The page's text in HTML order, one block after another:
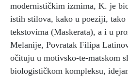
modernističkim izmima, K. je
istih stilova, kako u poeziji, tako
tekstovima (Maskerata), a i u
Melanije, Povratak Filipa
očituju u motivsko-te-matskom
biologističkom kompleksu,